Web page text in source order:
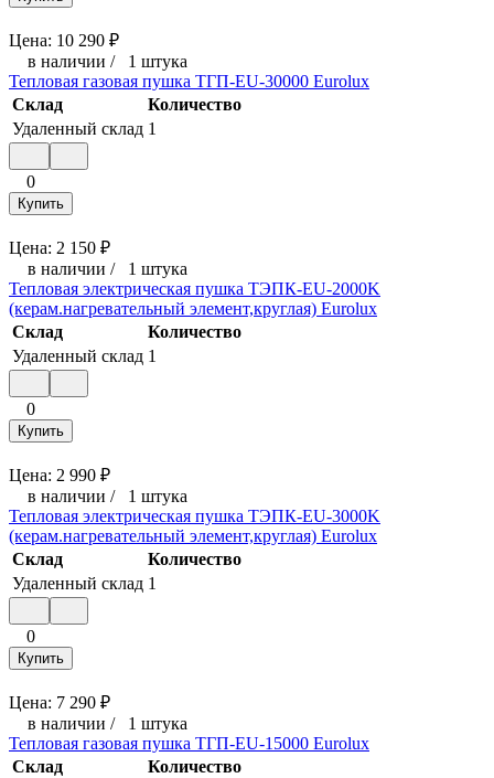
Цена: 10 290 ₽
в наличии / 1 штука
Тепловая газовая пушка ТГП-EU-30000 Eurolux
Склад
Количество
Удаленный склад 1
0
Купить
Цена: 2 150 ₽
в наличии / 1 штука
Тепловая электрическая пушка ТЭПК-EU-2000K
(керам.нагревательный элемент,круглая) Eurolux
Склад
Количество
Удаленный склад 1
0
Купить
Цена: 2 990 ₽
в наличии / 1 штука
Тепловая электрическая пушка ТЭПК-EU-3000K
(керам.нагревательный элемент,круглая) Eurolux
Склад
Количество
Удаленный склад 1
0
Купить
Цена: 7 290 ₽
в наличии / 1 штука
Тепловая газовая пушка ТГП-EU-15000 Eurolux
Склад
Количество